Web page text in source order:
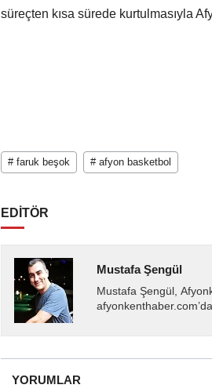
süreçten kısa sürede kurtulmasıyla
# faruk beşok # afyon basketbol
EDİTÖR
Mustafa Şengül
Mustafa Şengül,
YORUMLAR